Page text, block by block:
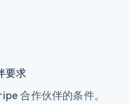
要求
合作伙伴的条件。